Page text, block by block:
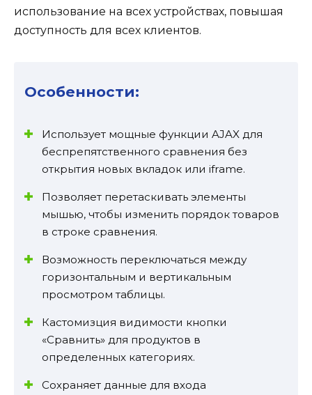
использование на всех устройствах, повышая
доступность для всех клиентов.
Особенности:
Использует мощные функции AJAX для
беспрепятственного сравнения без
открытия новых вкладок или iframe.
Позволяет перетаскивать элементы
мышью, чтобы изменить порядок товаров
в строке сравнения.
Возможность переключаться между
горизонтальным и вертикальным
просмотром таблицы.
Кастомизция видимости кнопки
«Сравнить» для продуктов в
определенных категориях.
Сохраняет данные для входа